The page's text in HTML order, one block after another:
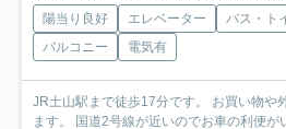
陽当り良好 エレベーター バス・ト
バルコニー
電気有
JR土山駅まで徒歩17分です。 お買い物や
ます。 国道2号線が近いのでお車の利便が